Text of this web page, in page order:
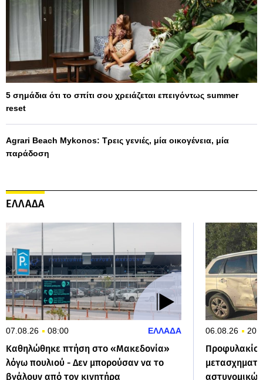
5 σημάδια ότι το σπίτι σου χρειάζεται επειγόντως summer
reset
Agrari Beach Mykonos: Τρεις γενιές, μία οικογένεια, μία
παράδοση
ΕΛΛΑΔΑ
07.08.26 08:00 ΕΛΛΑΔΑ
Καθηλώθηκε πτήση στο «Μακεδονία»
λόγω πουλιού - Δεν μπορούσαν να το
βγάλουν από τον κινητήρα
06.08.26